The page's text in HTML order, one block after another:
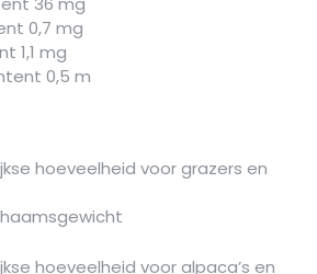
0,7 mg
1,1 mg
0,5 m
hoeveelheid voor grazers en
hoeveelheid voor alpaca’s en